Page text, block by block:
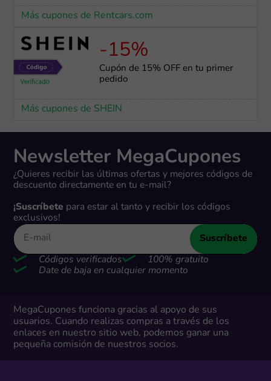
Más cupones de Rentcars.com
-15%
Cupón de 15% OFF en tu primer
pedido
Más cupones de SHEIN
Newsletter MegaCupones
¿Quieres recibir las últimas ofertas y mejores códigos de
descuento directamente en tu e-mail?
¡Suscríbete para estar al tanto y recibir los códigos
exclusivos!
Suscríbete
Códigos verificados
100% gratuito
Date de baja en cualquier momento
MegaCupones funciona gracias al apoyo de sus
usuarios. Cuando realizas compras a través de los
enlaces en nuestro sitio web, podemos ganar una
pequeña comisión de nuestros socios.